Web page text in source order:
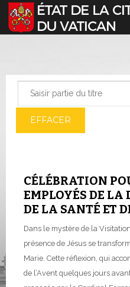
Sélectionnez votre langue
EFFACER
CÉLÉBRATION
EMPLOYÉS DE LA
DE LA SANTÉ ET
Dans le mystère de la
présence de Jésus se
Marie. Cette réflexion, qui
de l’Avent quelques jours